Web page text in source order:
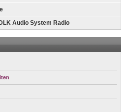
Audio System Radio